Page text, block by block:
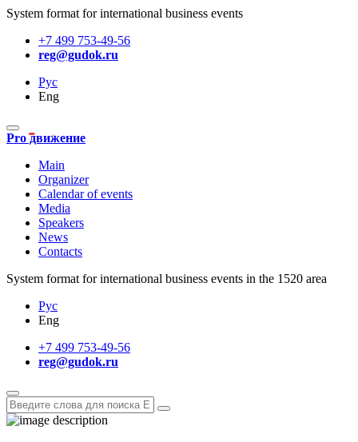
System format for international business events
+7 499 753-49-56
reg@gudok.ru
Рус
Eng
Pro движение
Main
Organizer
Calendar of events
Media
Speakers
News
Contacts
System format for international business events in the 1520 area
Рус
Eng
+7 499 753-49-56
reg@gudok.ru